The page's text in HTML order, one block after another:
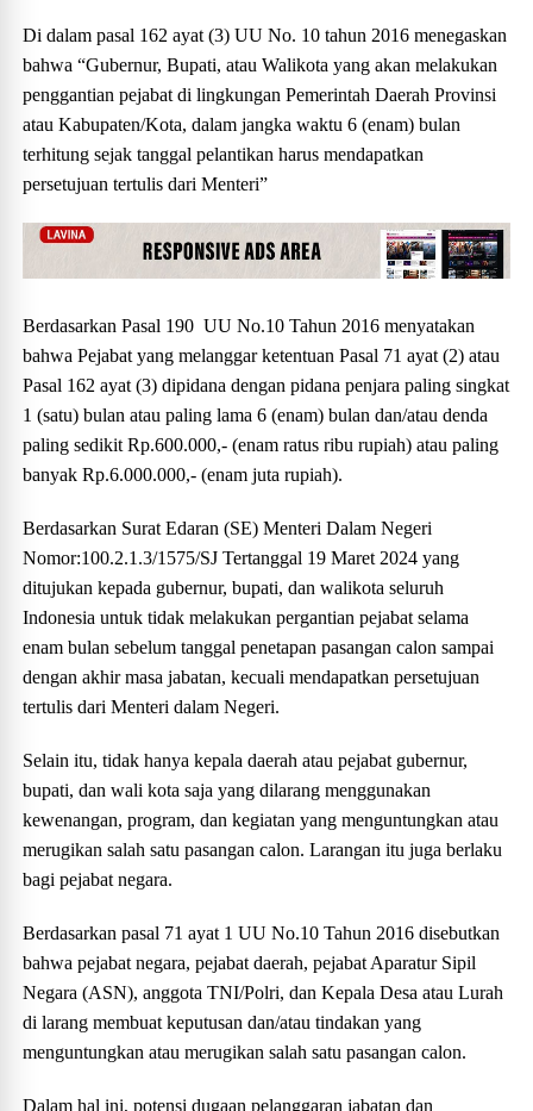
Di dalam pasal 162 ayat (3) UU No. 10 tahun 2016 menegaskan
bahwa “Gubernur, Bupati, atau Walikota yang akan melakukan
penggantian pejabat di lingkungan Pemerintah Daerah Provinsi
atau Kabupaten/Kota, dalam jangka waktu 6 (enam) bulan
terhitung sejak tanggal pelantikan harus mendapatkan
persetujuan tertulis dari Menteri”
Berdasarkan Pasal 190 UU No.10 Tahun 2016 menyatakan
bahwa Pejabat yang melanggar ketentuan Pasal 71 ayat (2) atau
Pasal 162 ayat (3) dipidana dengan pidana penjara paling singkat
1 (satu) bulan atau paling lama 6 (enam) bulan dan/atau denda
paling sedikit Rp.600.000,- (enam ratus ribu rupiah) atau paling
banyak Rp.6.000.000,- (enam juta rupiah).
Berdasarkan Surat Edaran (SE) Menteri Dalam Negeri
Nomor:100.2.1.3/1575/SJ Tertanggal 19 Maret 2024 yang
ditujukan kepada gubernur, bupati, dan walikota seluruh
Indonesia untuk tidak melakukan pergantian pejabat selama
enam bulan sebelum tanggal penetapan pasangan calon sampai
dengan akhir masa jabatan, kecuali mendapatkan persetujuan
tertulis dari Menteri dalam Negeri.
Selain itu, tidak hanya kepala daerah atau pejabat gubernur,
bupati, dan wali kota saja yang dilarang menggunakan
kewenangan, program, dan kegiatan yang menguntungkan atau
merugikan salah satu pasangan calon. Larangan itu juga berlaku
bagi pejabat negara.
Berdasarkan pasal 71 ayat 1 UU No.10 Tahun 2016 disebutkan
bahwa pejabat negara, pejabat daerah, pejabat Aparatur Sipil
Negara (ASN), anggota TNI/Polri, dan Kepala Desa atau Lurah
di larang membuat keputusan dan/atau tindakan yang
menguntungkan atau merugikan salah satu pasangan calon.
Dalam hal ini, potensi dugaan pelanggaran jabatan dan